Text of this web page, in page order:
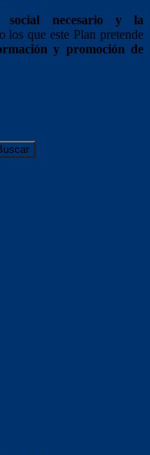
social necesario y la
los que este Plan pretende
y promoción de